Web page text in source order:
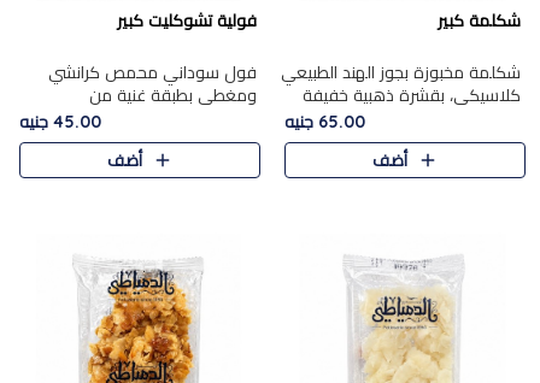
شكلمة كبير
شكلمة مخبوزة بجوز الهند الطبيعي
كلاسيكي، بقشرة ذهبية خفيفة
وقلب طري رطب يذوب في الفم،
تمنحك المذاق الشرقي الحلو الأصيل
التقليدي في كل لقمة.
65.00 جنيه
أضف
فولية تشوكليت كبير
فول سوداني محمص كرانشي
ومغطى بطبقة غنية من
الشوكولاتة، يجمع بين طعم
القرمشة الأصيلة الكلاسكيكية
التقليدية للفول السوداني وحلاوة
45.00 جنيه
أضف